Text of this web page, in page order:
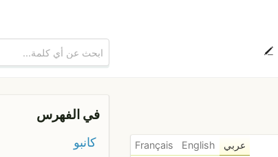
عربي English
Français
في الفهرس
كانبو